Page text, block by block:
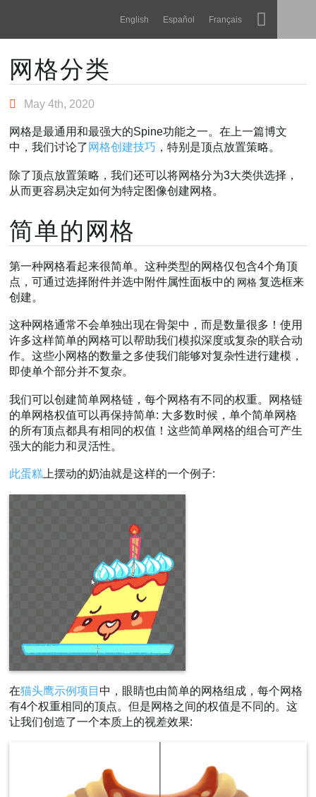
Esoteric Software
English Español Français
主页
博客
论坛
联系
运行时
教学
采购
Main Content
网格分类
May 4th, 2020
网格是最通用和最强大的Spine功能之一。在上一篇博文
中，我们讨论了 网格创建技巧 ，特别是顶点放置策略。
除了顶点放置策略，我们还可以将网格分为3大类供选择，
从而更容易决定如何为特定图像创建网格。
简单的网格
第一种网格看起来很简单。这种类型的网格仅包含4个角顶
点，可通过选择附件并选中附件属性面板中的 网格 复选框来
创建。
这种网格通常不会单独出现在骨架中，而是数量很多！使用
许多这样简单的网格可以帮助我们模拟深度或复杂的联合动
作。这些小网格的数量之多使我们能够对复杂性进行建模，
即使单个部分并不复杂。
我们可以创建简单网格链，每个网格有不同的权重。网格链
的单网格权值可以再保持简单: 大多数时候，单个简单网格
的所有顶点都具有相同的权值！这些简单网格的组合可产生
强大的能力和灵活性。
此蛋糕 上摆动的奶油就是这样的一个例子:
在猫头鹰示例项目中，眼睛也由简单的网格组成，每个网格
有4个权重相同的顶点。但是网格之间的权值是不同的。这
让我们创造了一个本质上的视差效果: